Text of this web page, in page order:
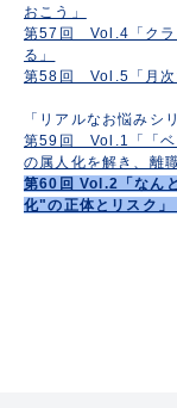
おこう」
第57回 Vol.4「クラ
る」
第58回 Vol.5「月次
「リアルなお悩みシ
第59回 Vol.1「「ベ
の属人化を解き、離
第60回 Vol.2「なん
化"の正体とリスク」